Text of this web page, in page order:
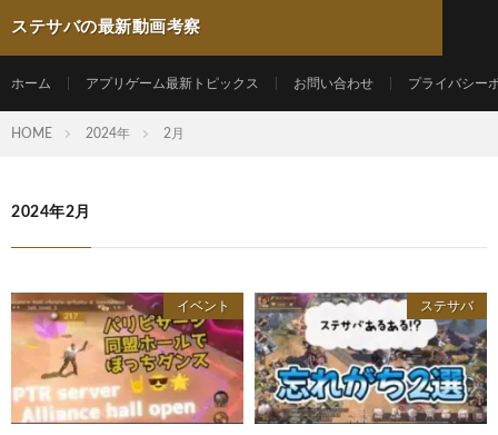
ステサバの最新動画考察
ホーム アプリゲーム最新トピックス お問い合わせ プライバシー
HOME 2024年 2月
2024年2月
イベント ステサバ